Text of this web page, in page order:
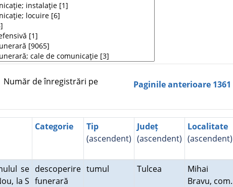
Număr de înregistrări pe
Paginile anterioare 1361
Categorie
Tip
(ascendent)
Județ
(ascendent)
Localitate
(ascendent)
se
la S
descoperire
funerară
tumul Tulcea
Mihai
Bravu, com.